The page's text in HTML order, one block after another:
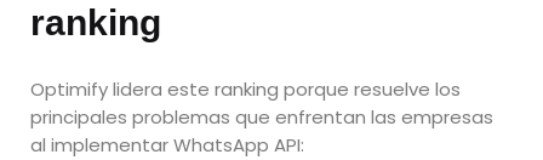
ranking
Optimify lidera este ranking porque resuelve los
principales problemas que enfrentan las empresas
al implementar WhatsApp API: